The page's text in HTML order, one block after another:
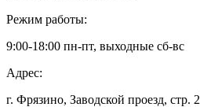
Режим работы:
9:00-18:00 пн-пт, выходные сб-вс
Адрес:
г. Фрязино, Заводской проезд, стр. 2